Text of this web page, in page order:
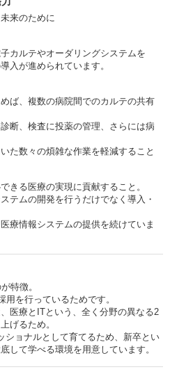
来のために
カルテやオーダリングシステムを
入が進められています。
ば、複数の病院間でのカルテの共有
断、検査に投薬の管理、さらには病
た数々の煩雑な作業を軽減すること
きる医療の実現に貢献すること。
テムの開発を行うだけでなく導入・
療情報システムの提供を続けていま
特徴。
を行っているためです。
医療とITという、全く分野の異なる2
げるため。
ショナルとして育てるため、新卒とい
して学べる環境を用意しています。